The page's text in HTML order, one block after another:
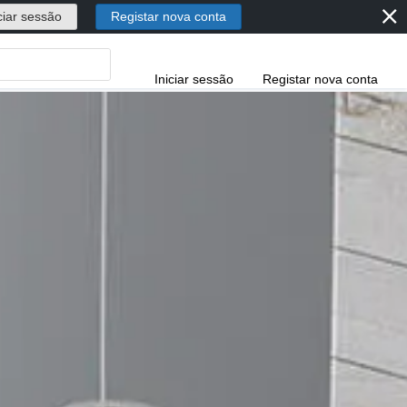
sessão Registar nova conta ⨯
Iniciar sessão Registar nova conta